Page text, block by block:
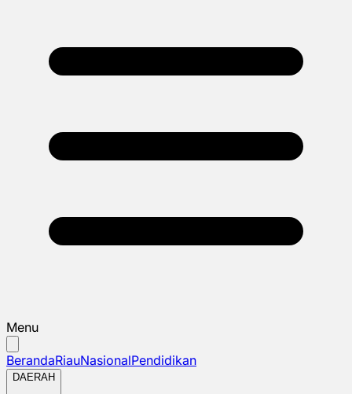
Menu
BerandaRiauNasionalPendidikan
DAERAH